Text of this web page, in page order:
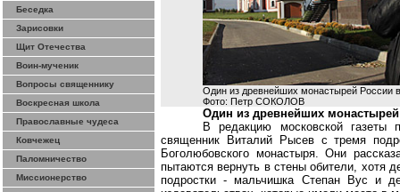
Беседка
Зарисовки
Щит Отечества
Воин-мученик
Вопросы священнику
Воскресная школа
Православные чудеса
Ковчежец
Паломничество
Миссионерство
Один из древнейших монастырей России
Фото: Петр СОКОЛОВ
Один из древнейших монастырей
В редакцию московской газеты
священник Виталий Рысев с тремя
Боголюбовского монастыря. Они
пытаются вернуть в стены обители, хотя
подростки - мальчишка Степан
Вус и